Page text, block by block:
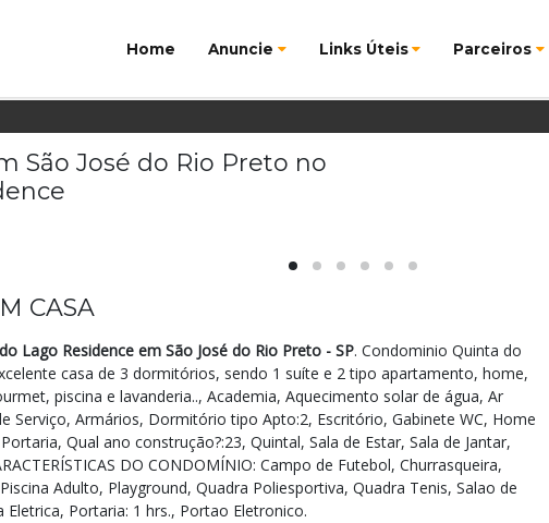
Home Anuncie Links Úteis Parceiros
São José do Rio Preto no
CASA
Lago Residence em São José do Rio Preto - SP. Condominio Quinta do
casa de 3 dormitórios, sendo 1 suíte e 2 tipo apartamento, home,
piscina e lavanderia.., Academia, Aquecimento solar de água, Ar
Serviço, Armários, Dormitório tipo Apto:2, Escritório, Gabinete WC, Home
Qual ano construção?:23, Quintal, Sala de Estar, Sala de Jantar,
DO CONDOMÍNIO: Campo de Futebol, Churrasqueira,
Adulto, Playground, Quadra Poliesportiva, Quadra Tenis, Salao de
Eletrica, Portaria: 1 hrs., Portao Eletronico.